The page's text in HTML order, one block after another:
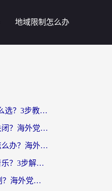
地域限制怎么办
美国翻回国内app怎么选？3步教你无缝刷剧、登12123、访问国内网站
优酷地域限制怎么关闭？海外党亲测有效的追剧加速器选择指南
抖音音乐地区限制怎么办？海外党亲测有效的听歌自由指南
在国外听不了酷我音乐？3步解除手机酷我音乐海外限制，附实测好用加速器
PP体育国外地域限制？海外党看球终极方案：从欧洲杯到奥运会，中文解说不卡顿！